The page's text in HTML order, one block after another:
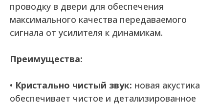
проводку в двери для обеспечения
максимального качества передаваемого
сигнала от усилителя к динамикам.
Преимущества:
• Кристально чистый звук: новая акустика
обеспечивает чистое и детализированное